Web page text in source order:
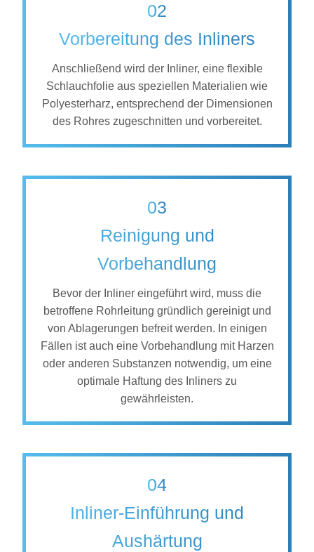
02
Vorbereitung des Inliners
Anschließend wird der Inliner, eine flexible
Schlauchfolie aus speziellen Materialien wie
Polyesterharz, entsprechend der Dimensionen
des Rohres zugeschnitten und vorbereitet.
03
Reinigung und
Vorbehandlung
Bevor der Inliner eingeführt wird, muss die
betroffene Rohrleitung gründlich gereinigt und
von Ablagerungen befreit werden. In einigen
Fällen ist auch eine Vorbehandlung mit Harzen
oder anderen Substanzen notwendig, um eine
optimale Haftung des Inliners zu
gewährleisten.
04
Inliner-Einführung und
Aushärtung